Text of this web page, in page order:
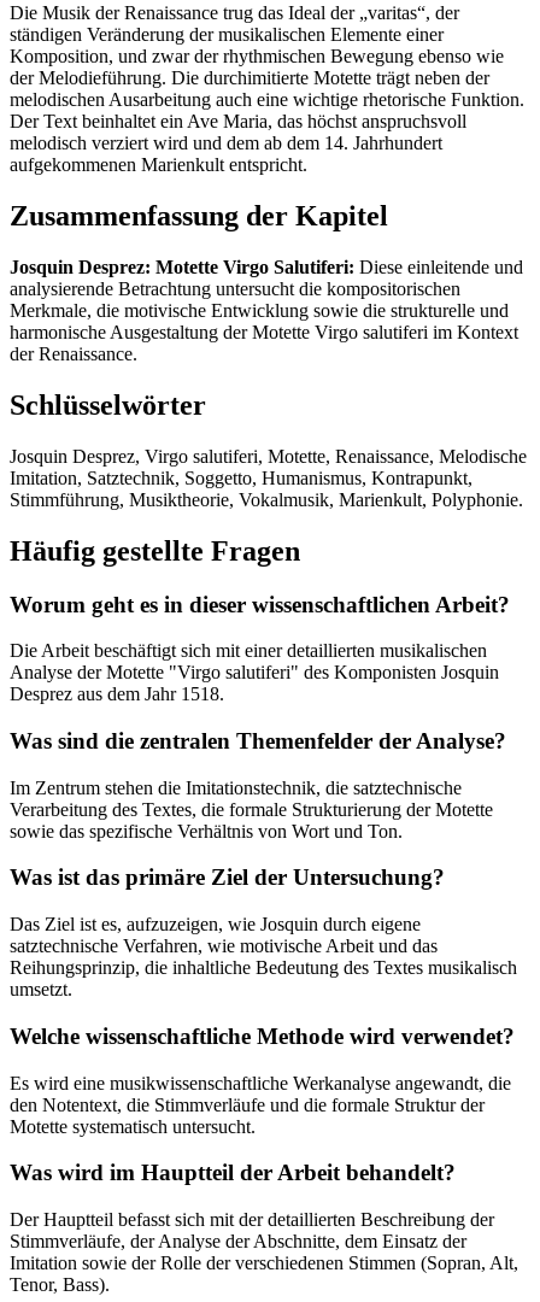
Die Musik der Renaissance trug das Ideal der „varitas“, der
ständigen Veränderung der musikalischen Elemente einer
Komposition, und zwar der rhythmischen Bewegung ebenso wie
der Melodieführung. Die durchimitierte Motette trägt neben der
melodischen Ausarbeitung auch eine wichtige rhetorische Funktion.
Der Text beinhaltet ein Ave Maria, das höchst anspruchsvoll
melodisch verziert wird und dem ab dem 14. Jahrhundert
aufgekommenen Marienkult entspricht.
Zusammenfassung der Kapitel
Josquin Desprez: Motette Virgo Salutiferi: Diese einleitende und
analysierende Betrachtung untersucht die kompositorischen
Merkmale, die motivische Entwicklung sowie die strukturelle und
harmonische Ausgestaltung der Motette Virgo salutiferi im Kontext
der Renaissance.
Schlüsselwörter
Josquin Desprez, Virgo salutiferi, Motette, Renaissance, Melodische
Imitation, Satztechnik, Soggetto, Humanismus, Kontrapunkt,
Stimmführung, Musiktheorie, Vokalmusik, Marienkult, Polyphonie.
Häufig gestellte Fragen
Worum geht es in dieser wissenschaftlichen Arbeit?
Die Arbeit beschäftigt sich mit einer detaillierten musikalischen
Analyse der Motette "Virgo salutiferi" des Komponisten Josquin
Desprez aus dem Jahr 1518.
Was sind die zentralen Themenfelder der Analyse?
Im Zentrum stehen die Imitationstechnik, die satztechnische
Verarbeitung des Textes, die formale Strukturierung der Motette
sowie das spezifische Verhältnis von Wort und Ton.
Was ist das primäre Ziel der Untersuchung?
Das Ziel ist es, aufzuzeigen, wie Josquin durch eigene
satztechnische Verfahren, wie motivische Arbeit und das
Reihungsprinzip, die inhaltliche Bedeutung des Textes musikalisch
umsetzt.
Welche wissenschaftliche Methode wird verwendet?
Es wird eine musikwissenschaftliche Werkanalyse angewandt, die
den Notentext, die Stimmverläufe und die formale Struktur der
Motette systematisch untersucht.
Was wird im Hauptteil der Arbeit behandelt?
Der Hauptteil befasst sich mit der detaillierten Beschreibung der
Stimmverläufe, der Analyse der Abschnitte, dem Einsatz der
Imitation sowie der Rolle der verschiedenen Stimmen (Sopran, Alt,
Tenor, Bass).